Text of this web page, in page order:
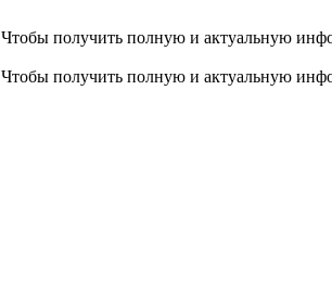
Чтобы получить полную и актуальную
Чтобы получить полную и актуальную